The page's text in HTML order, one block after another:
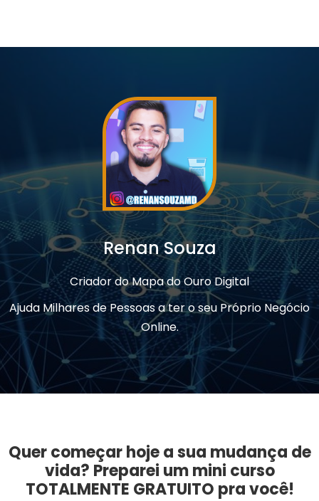
Renan Souza
Criador do Mapa do Ouro Digital
Ajuda Milhares de Pessoas a ter o seu Próprio Negócio
Online.
Quer começar hoje a sua mudança de
vida? Preparei um mini curso
TOTALMENTE GRATUITO pra você!